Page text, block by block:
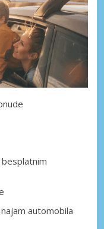
automobila